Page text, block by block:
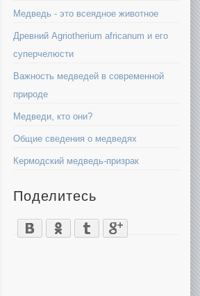
Медведь - это всеядное животное
Древний Agriotherium africanum и его
суперчелюсти
Важность медведей в современной
природе
Медведи, кто они?
Общие сведения о медведях
Кермодский медведь-призрак
Поделитесь